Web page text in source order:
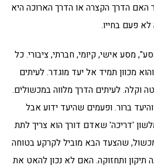
האם הדרך הקצרה או הדרך הארוכה היא
פעם בחייו.
מסע אישי, קיומי, חברתי, ציבורי. כל
מכוון תמיד אל יעד מוגדר. לעיתים
וקלה. לעיתים הדרך מלווה במכשולים.
ברור. ופעמים שהיעד ידוע אבל
'דריכה' שאדם דורך הוא צריך לתת
שהצעד הבא מוביל לקרקע בטוחה
תיקון ותחזוקה. האם לא נכון להאט את